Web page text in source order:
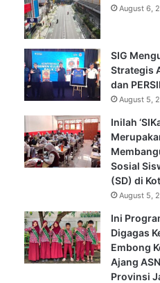
August 6,
SIG
Strategis
dan
August 5,
Inilah
Sosial
(SD) di
August 5,
Ini
Digagas
Embong
Ajang
Provinsi